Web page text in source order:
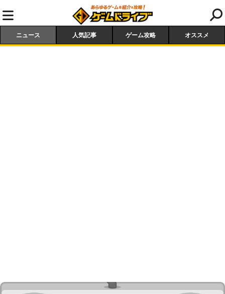
ニュース 人気記事 ゲーム攻略 オススメ